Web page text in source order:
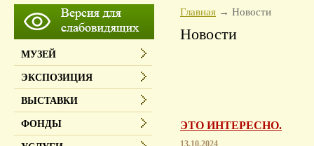
Главная Новости
Новости
ЭТО ИНТЕРЕСНО.
13.10.2024
МУЗЕЙ
ЭКСПОЗИЦИЯ
ВЫСТАВКИ
ФОНДЫ